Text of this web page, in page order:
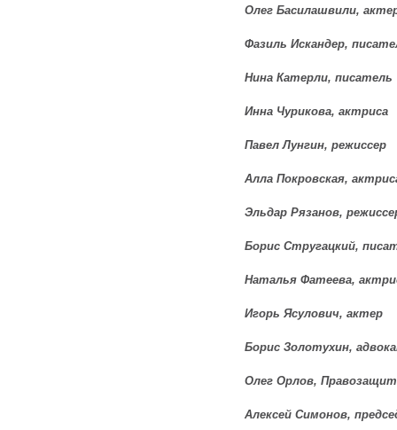
Олег Басилашвили,
Фазиль Искандер,
Нина Катерли, писатель
Инна Чурикова, актриса
Павел Лунгин, режиссер
Алла Покровская,
Эльдар Рязанов,
Борис Стругацкий,
Наталья Фатеева,
Игорь Ясулович, актер
Борис Золотухин,
Олег Орлов,
Алексей Симонов,